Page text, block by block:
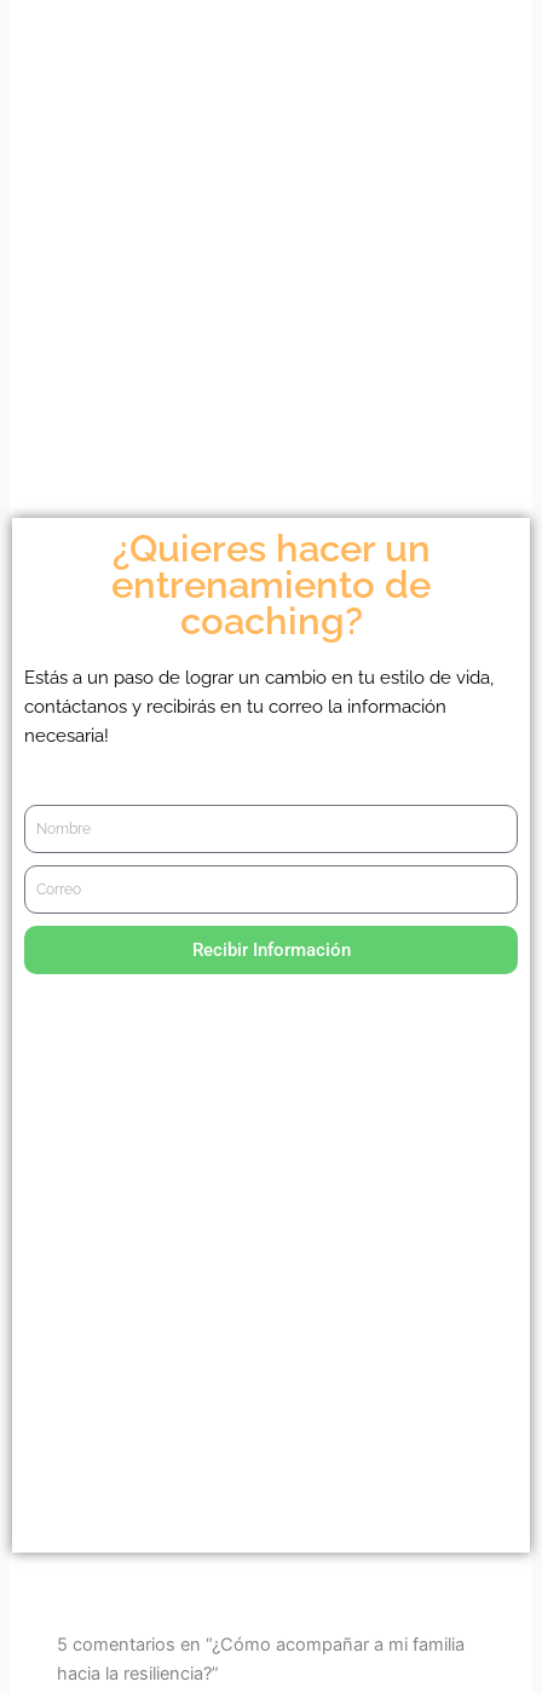
¿Quieres hacer un
entrenamiento de
coaching?
Estás a un paso de lograr un cambio en tu estilo de vida,
contáctanos y recibirás en tu correo la información
necesaria!
Recibir Información
5 comentarios en “¿Cómo acompañar a mi familia
hacia la resiliencia?”